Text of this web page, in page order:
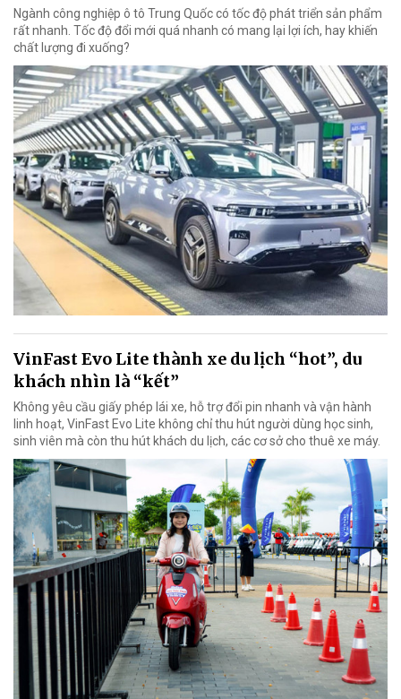
Ngành công nghiệp ô tô Trung Quốc có tốc độ phát triển sản phẩm
rất nhanh. Tốc độ đổi mới quá nhanh có mang lại lợi ích, hay khiến
chất lượng đi xuống?
VinFast Evo Lite thành xe du lịch “hot”, du
khách nhìn là “kết”
Không yêu cầu giấy phép lái xe, hỗ trợ đổi pin nhanh và vận hành
linh hoạt, VinFast Evo Lite không chỉ thu hút người dùng học sinh,
sinh viên mà còn thu hút khách du lịch, các cơ sở cho thuê xe máy.